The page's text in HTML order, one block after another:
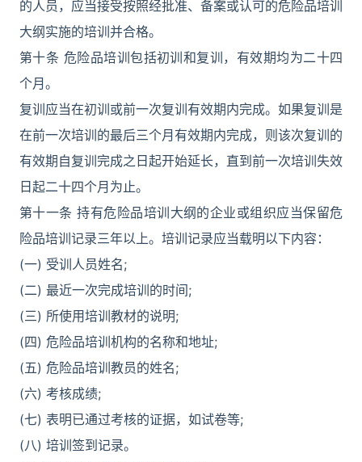
的人员，应当接受按照经批准、备案或认可的危险品培训
大纲实施的培训并合格。
第十条 危险品培训包括初训和复训，有效期均为二十四
个月。
复训应当在初训或前一次复训有效期内完成。如果复训是
在前一次培训的最后三个月有效期内完成，则该次复训的
有效期自复训完成之日起开始延长，直到前一次培训失效
日起二十四个月为止。
第十一条 持有危险品培训大纲的企业或组织应当保留危
险品培训记录三年以上。培训记录应当载明以下内容：
(一) 受训人员姓名;
(二) 最近一次完成培训的时间;
(三) 所使用培训教材的说明;
(四) 危险品培训机构的名称和地址;
(五) 危险品培训教员的姓名;
(六) 考核成绩;
(七) 表明已通过考核的证据，如试卷等;
(八) 培训签到记录。